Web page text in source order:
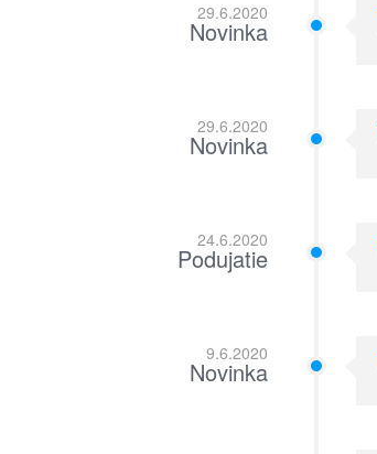
29.6.2020
Novinka
29.6.2020
Novinka
24.6.2020
Podujatie
9.6.2020
Novinka